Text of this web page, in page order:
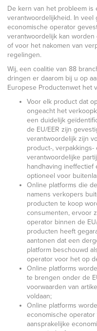
De kern van het probleem is
verantwoordelijkheid. In
economische operator
verantwoordelijk kan
of voor het nakomen van
regelingen.
Wij, een coalitie van 88
dringen er daarom bij u op
Europese Productenwet het
Voor elk product dat
ongeacht het
een duidelijk
de EU/EER zijn
verantwoordelijk zijn
product-, verpakkings-
verantwoordelijke
handhaving ineffectief
optioneel voor
Online platforms die
namens verkopers
producten te koop
consumenten, ervoor
operator binnen de
producten heeft
aantonen dat een
platform beschouwd
operator voor het op
Online platforms
te brengen onder de
voorwaarden van
voldaan;
Online platforms
economische
aansprakelijke